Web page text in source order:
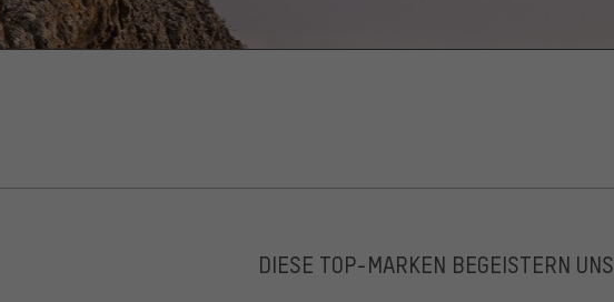
DIESE TOP-MARKEN BEGEISTERN UNS